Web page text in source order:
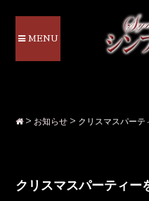
MENU
> お知らせ > クリスマスパーテ
クリスマスパーティー